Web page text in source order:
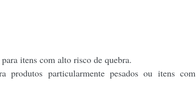
itens com alto risco de quebra.
produtos particularmente pesados ​​ou itens com